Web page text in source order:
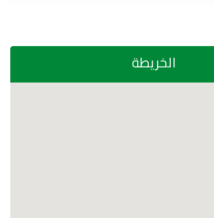
الخريطة